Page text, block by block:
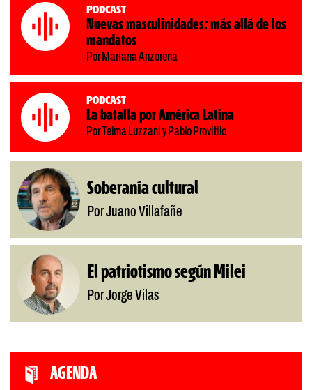
Podcast
Nuevas masculinidades: más allá de los
mandatos
Por Mariana Anzorena
Podcast
La batalla por América Latina
Por Telma Luzzani y Pablo Provitilo
Soberanía cultural
Por Juano Villafañe
El patriotismo según Milei
Por Jorge Vilas
AGENDA